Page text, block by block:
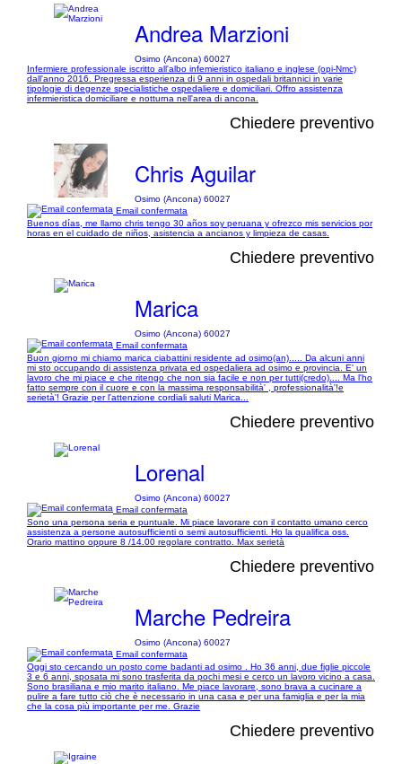
Andrea Marzioni
Osimo (Ancona) 60027
Infermiere professionale iscritto all'albo infemieristico italiano e inglese (opi-Nmc)
dall'anno 2016. Pregressa esperienza di 9 anni in ospedali britannici in varie
tipologie di degenze specialistiche ospedaliere e domiciliari. Offro assistenza
infermieristica domiciliare e notturna nell'area di ancona.
Chiedere preventivo
Chris Aguilar
Osimo (Ancona) 60027
Email confermata
Buenos días, me llamo chris tengo 30 años soy peruana y ofrezco mis servicios por
horas en el cuidado de niños, asistencia a ancianos y limpieza de casas.
Chiedere preventivo
Marica
Osimo (Ancona) 60027
Email confermata
Buon giorno mi chiamo marica ciabattini residente ad osimo(an)..... Da alcuni anni
mi sto occupando di assistenza privata ed ospedaliera ad osimo e provincia. E' un
lavoro che mi piace e che ritengo che non sia facile e non per tutti(credo).... Ma l'ho
fatto sempre con il cuore e con la massima responsabilità' , professionalità'!e
serietà'! Grazie per l'attenzione cordiali saluti Marica...
Chiedere preventivo
Lorenal
Osimo (Ancona) 60027
Email confermata
Sono una persona seria e puntuale. Mi piace lavorare con il contatto umano cerco
assistenza a persone autosufficienti o semi autosufficienti. Ho la qualifica oss.
Orario mattino oppure 8 /14.00 regolare contratto. Max serietà
Chiedere preventivo
Marche Pedreira
Osimo (Ancona) 60027
Email confermata
Oggi sto cercando un posto come badanti ad osimo . Ho 36 anni, due figlie piccole
3 e 6 anni, sposata mi sono trasferita da pochi mesi e cerco un lavoro vicino a casa.
Sono brasiliana e mio marito italiano. Me piace lavorare, sono brava a cucinare a
pulire a fare tutto ciò che è necessario in una casa e per una famiglia e per la mia
che la cosa più importante per me. Grazie
Chiedere preventivo